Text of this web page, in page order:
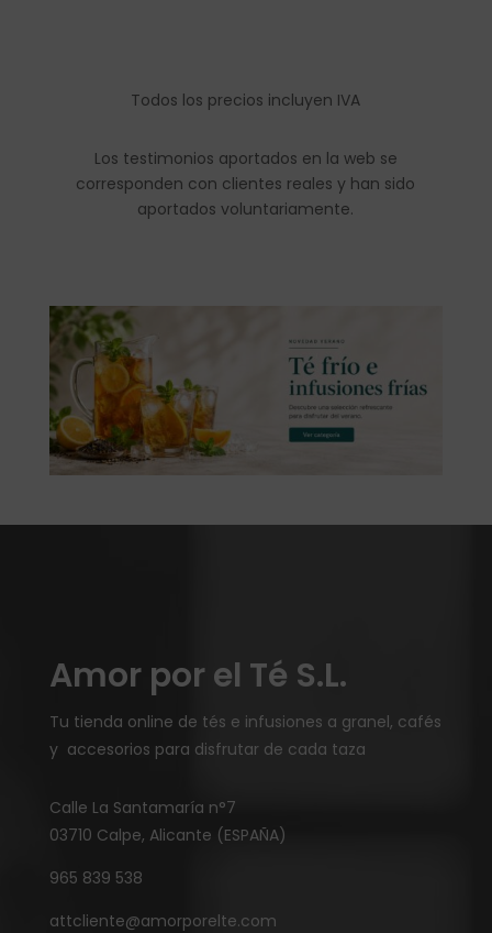
Todos los precios incluyen IVA
Los testimonios aportados en la web se
corresponden con clientes reales y han sido
aportados voluntariamente.
Amor por el Té S.L.
Tu tienda online de tés e infusiones a granel, cafés
y accesorios para disfrutar de cada taza
Calle La Santamaría n°7
03710 Calpe, Alicante (ESPAÑA)
965 839 538
attcliente@amorporelte.com